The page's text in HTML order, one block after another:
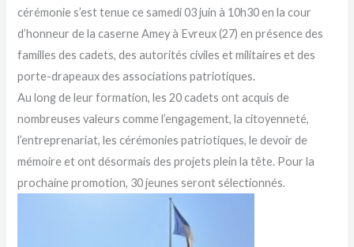
cérémonie s’est tenue ce samedi 03 juin à 10h30 en la cour
d’honneur de la caserne Amey à Evreux (27) en présence des
familles des cadets, des autorités civiles et militaires et des
porte-drapeaux des associations patriotiques.
Au long de leur formation, les 20 cadets ont acquis de
nombreuses valeurs comme l’engagement, la citoyenneté,
l’entreprenariat, les cérémonies patriotiques, le devoir de
mémoire et ont désormais des projets plein la tête. Pour la
prochaine promotion, 30 jeunes seront sélectionnés.